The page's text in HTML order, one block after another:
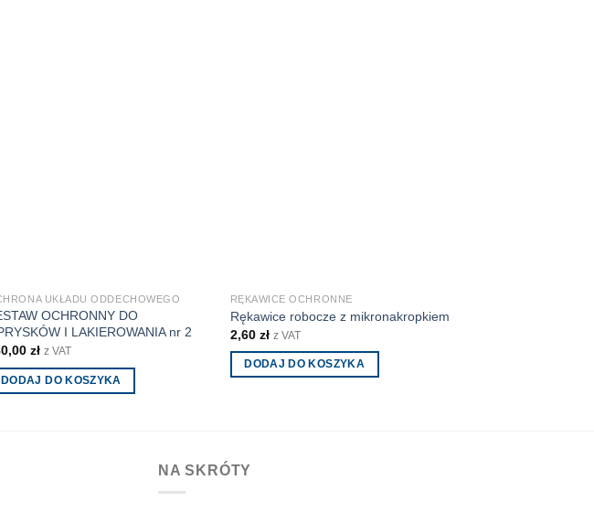
UKŁADU ODDECHOWEGO
OCHRONNY DO
I LAKIEROWANIA nr 2
zł z VAT
DODAJ DO KOSZYKA
RĘKAWICE OCHRONNE
Rękawice robocze z mikronakropkiem
2,60 zł z VAT
DODAJ DO KOSZYKA
NA SKRÓTY